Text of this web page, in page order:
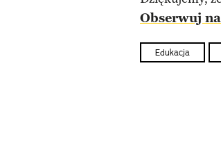
Obserwuj
Edukacja